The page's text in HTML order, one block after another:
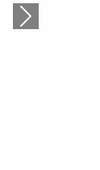
Suivant